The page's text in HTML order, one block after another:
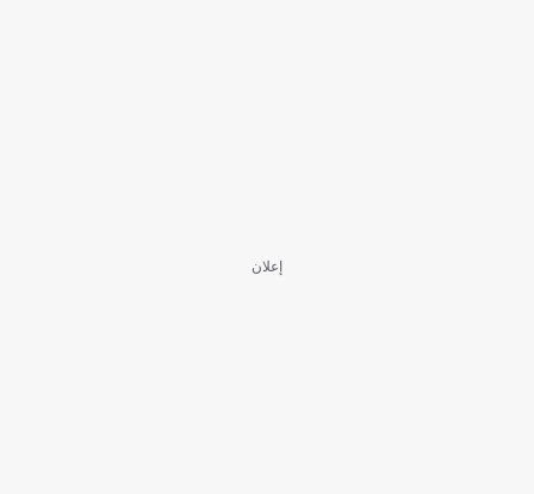
إعلان